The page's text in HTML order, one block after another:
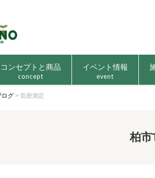
コンセプトと商品
concept
イベント情報
event
ログ > 気密測定
柏市